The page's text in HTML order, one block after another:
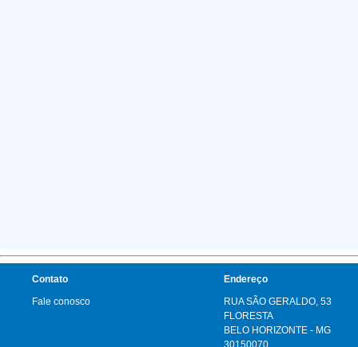
Contato
Fale conosco
Endereço
RUA SÃO GERALDO, 53
FLORESTA
BELO HORIZONTE - MG
30150070